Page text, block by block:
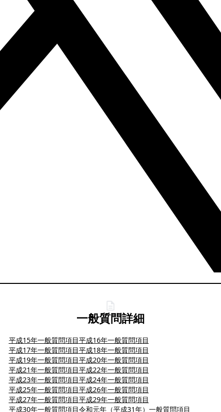
一般質問詳細
平成15年一般質問項目平成16年一般質問項目
平成17年一般質問項目平成18年一般質問項目
平成19年一般質問項目平成20年一般質問項目
平成21年一般質問項目平成22年一般質問項目
平成23年一般質問項目平成24年一般質問項目
平成25年一般質問項目平成26年一般質問項目
平成27年一般質問項目平成29年一般質問項目
平成30年一般質問項目令和元年（平成31年）一般質問項目